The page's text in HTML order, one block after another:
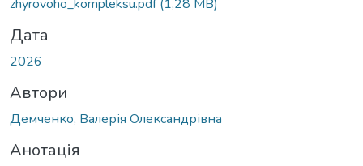
zhyrovoho_kompleksu.pdf(1,28 MB)
Дата
2026
Автори
Демченко, Валерія Олександрівна
Анотація